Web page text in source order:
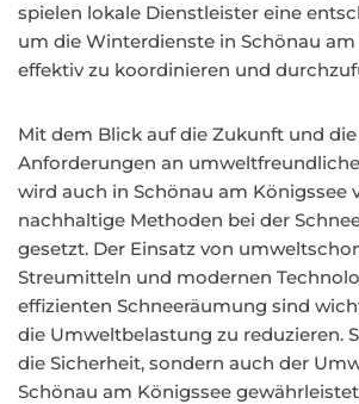
spielen lokale Dienstleister eine
um die Winterdienste in Schönau
effektiv zu koordinieren und
Mit dem Blick auf die Zukunft und
Anforderungen an
wird auch in Schönau am Königssee
nachhaltige Methoden bei der
gesetzt. Der Einsatz von
Streumitteln und modernen
effizienten Schneeräumung sind
die Umweltbelastung zu reduzieren.
die Sicherheit, sondern auch der
Schönau am Königssee